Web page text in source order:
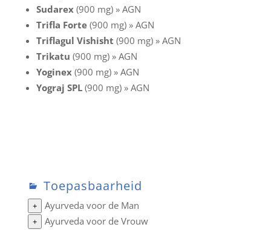
Sudarex(900 mg) » AGN
Trifla Forte(900 mg) » AGN
Triflagul Vishisht (900 mg) » AGN
Trikatu (900 mg) » AGN
Yoginex(900 mg) » AGN
Yograj SPL(900 mg) » AGN
Toepasbaarheid
+ Ayurveda voor de Man
+ Ayurveda voor de Vrouw